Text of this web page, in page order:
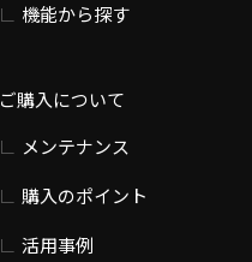
機能から探す
ご購入について
メンテナンス
購入のポイント
活用事例